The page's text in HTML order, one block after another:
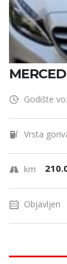
Godište
Vrsta
km
Objavljen